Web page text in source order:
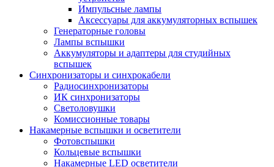
Импульсные лампы
Аксессуары для аккумуляторных вспышек
Генераторные головы
Лампы вспышки
Аккумуляторы и адаптеры для студийных
вспышек
Синхронизаторы и синхрокабели
Радиосинхронизаторы
ИК синхронизаторы
Светоловушки
Комиссионные товары
Накамерные вспышки и осветители
Фотовспышки
Кольцевые вспышки
Накамерные LED осветители